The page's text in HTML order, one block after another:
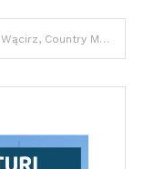
Leszek Wącirz, Country Manager Nestlé România: „Obiectivele pentru îmbunătățirea calității vieții consumatorilor și contribuția la un viitor mai bun pentru toate generațiile rămân o prioritate”